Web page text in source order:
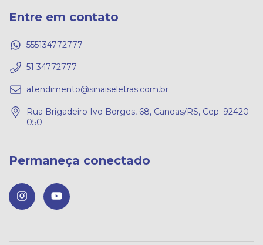
Entre em contato
555134772777
51 34772777
atendimento@sinaiseletras.com.br
Rua Brigadeiro Ivo Borges, 68, Canoas/RS, Cep: 92420-
050
Permaneça conectado